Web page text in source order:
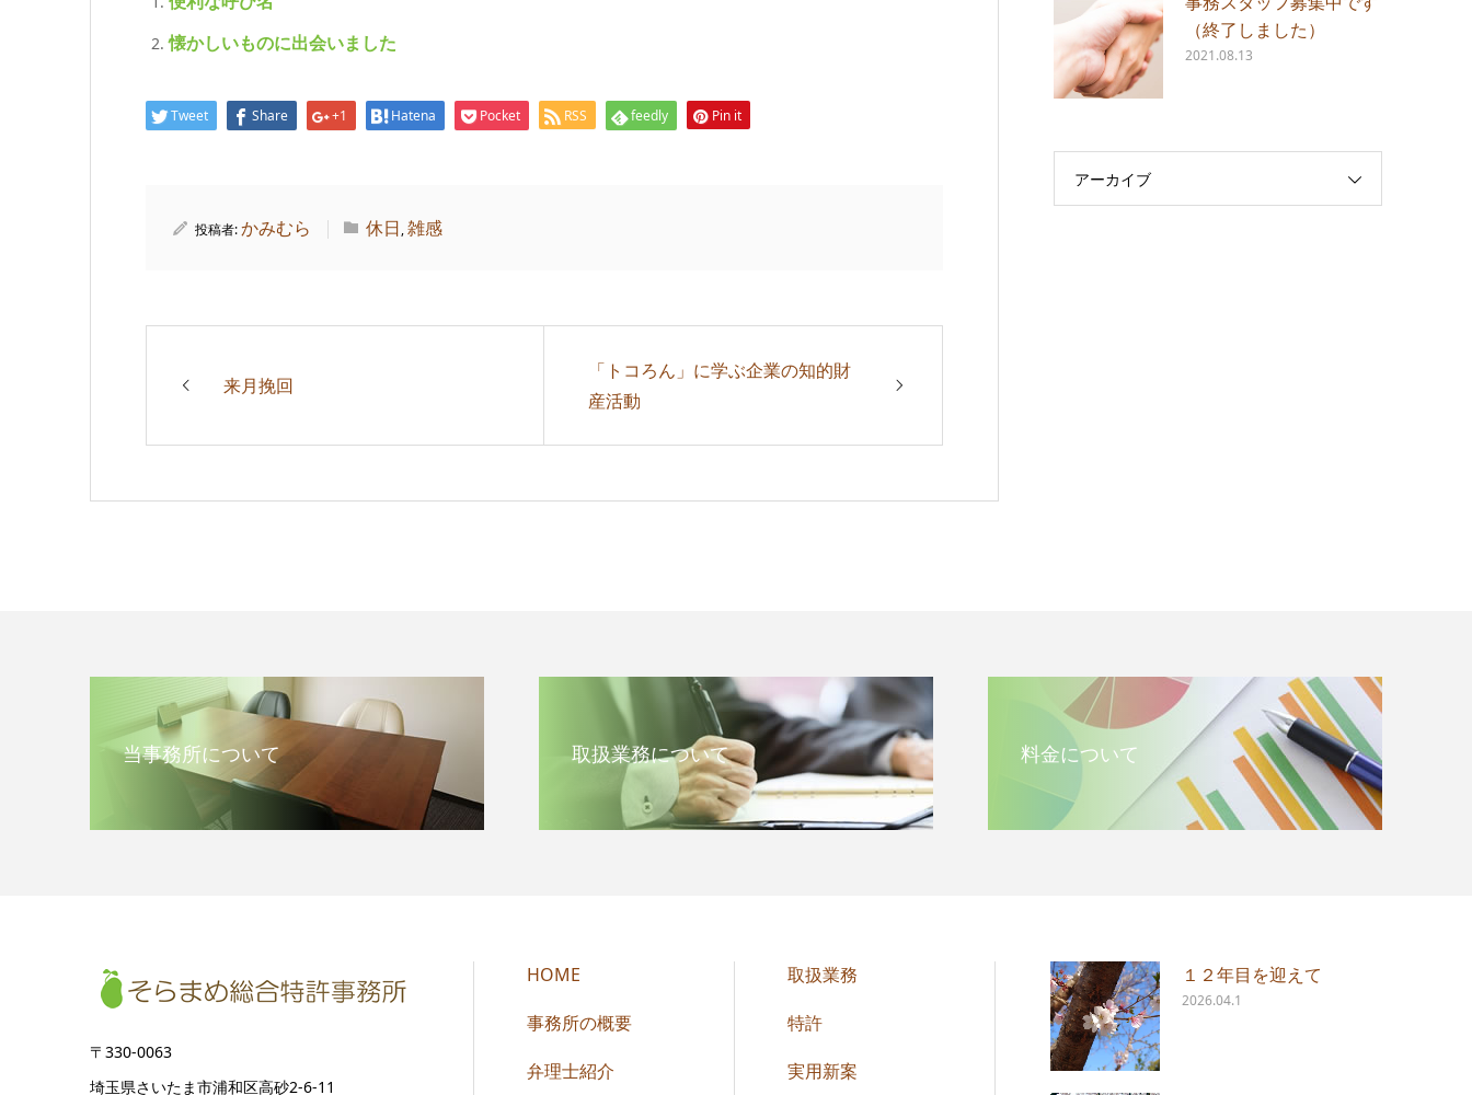
懐かしいものに出会いました
Tweet Share +1 Hatena Pocket RSS feedly Pin it
投稿者:かみむら 休日,雑感
来月挽回
「トコろん」に学ぶ企業の知的財
産活動
（終了しました）
2021.08.13
アーカイブ
当事務所について 取扱業務について 料金について
〒330-0063
埼玉県さいたま市浦和区高砂2-6-11
HOME
事務所の概要
弁理士紹介
取扱業務
特許
実用新案
１２年目を迎えて
2026.04.1